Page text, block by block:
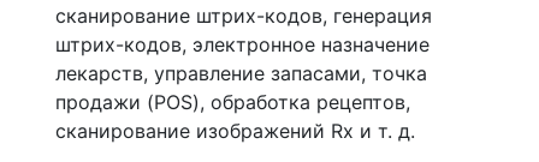
сканирование штрих-кодов, генерация
штрих-кодов, электронное назначение
лекарств, управление запасами, точка
продажи (POS), обработка рецептов,
сканирование изображений Rx и т. д.